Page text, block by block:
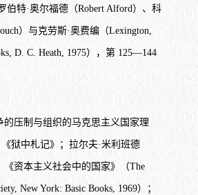
伯特·奥尔福德（Robert Alford）、科
）与克劳斯·奥费编（Lexington,
D. C. Heath, 1975），第 125—144
压制与组织的马克思主义国家理
狱中札记》；拉尔夫·米利班德
《资本主义社会中的国家》（The
New York: Basic Books, 1969）；